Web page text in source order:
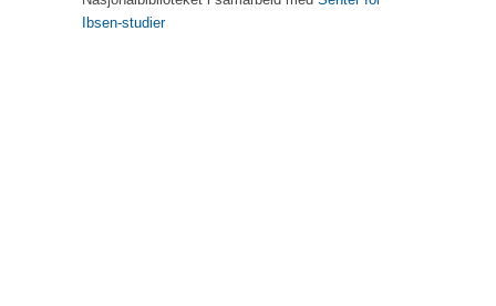
Ibsen-studier